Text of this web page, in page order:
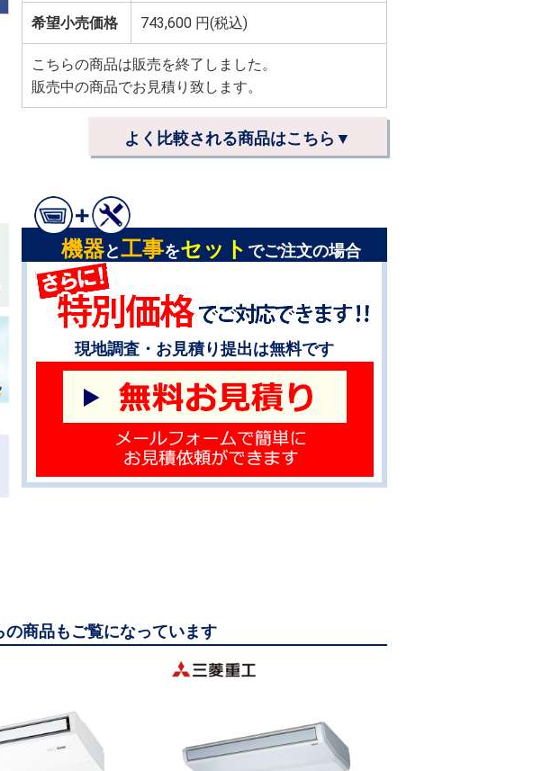
希望小売価格 743,600 円(税込)
こちらの商品は販売を終了しました。
販売中の商品でお見積り致します。
よく比較される商品はこちら▼
機器と工事をセット でご注文の場合
現地調査・お見積り提出は無料です
商品もご覧になっています